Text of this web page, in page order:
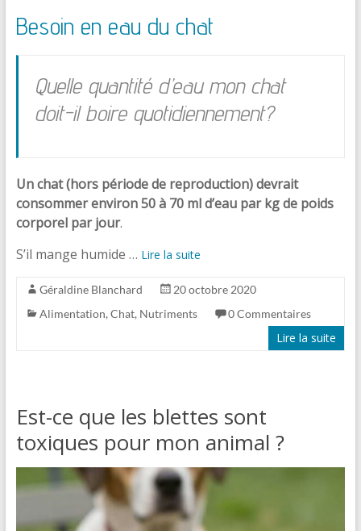
Besoin en eau du chat
Quelle quantité d’eau mon chat
doit-il boire quotidiennement?
Un chat (hors période de reproduction) devrait
consommer environ 50 à 70 ml d’eau par kg de poids
corporel par jour.
S’il mange humide … Lire la suite
Géraldine Blanchard
20 octobre 2020
Alimentation,Chat, Nutriments 0 Commentaires
Lire la suite
Est-ce que les blettes sont
toxiques pour mon animal ?